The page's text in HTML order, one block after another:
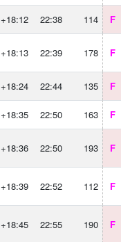
+18:12 22:38 114 F
+18:13 22:39 178 F
+18:24 22:44 135 F
+18:35 22:50 163 F
+18:36 22:50 193 F
+18:39 22:52 112 F
+18:45 22:55 190 F